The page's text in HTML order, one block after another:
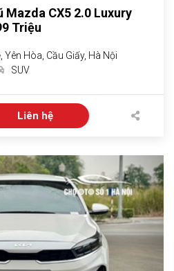
Mazda CX5 2.0 Luxury
Triệu
Hòa, Cầu Giấy, Hà Nội
SUV
Liên hệ